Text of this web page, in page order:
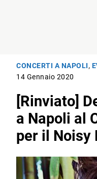
CONCERTI A NAPOLI,
14 Gennaio 2020
[Rinviato]
a Napoli al
per il Noisy